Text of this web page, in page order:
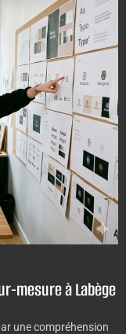
mesure à Labège
une compréhension